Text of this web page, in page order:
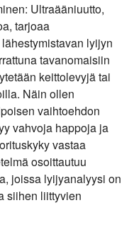
Ultraääniuutto,
tarjoaa
lyijyn
tavanomaisiin
keittolevyjä tai
Näin ollen
vaihtoehdon
vahvoja happoja ja
vastaa
osoittautuu
joissa lyijyanalyysi on
siihen liittyvien